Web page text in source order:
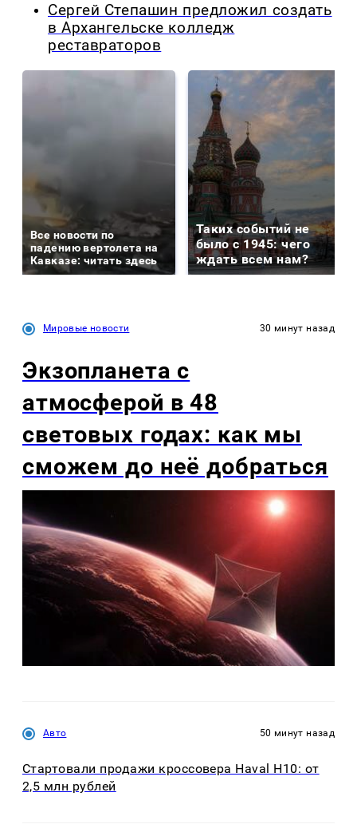
Сергей Степашин предложил создать
в Архангельске колледж
реставраторов
Все новости по
падению вертолета на
Кавказе: читать здесь
Таких событий не
было с 1945: чего
ждать всем нам?
Мировые новости 30 минут назад
Экзопланета с
атмосферой в 48
световых годах: как мы
сможем до неё добраться
Авто 50 минут назад
Стартовали продажи кроссовера Haval H10: от
2,5 млн рублей